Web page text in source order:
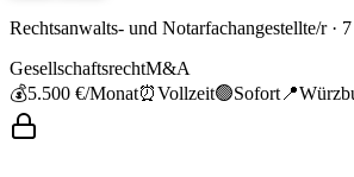
Rechtsanwalts- und Notarfachangestellte/r· 7
GesellschaftsrechtM&A
💰5.500 €/Monat⏰Vollzeit🟢Sofort 📍